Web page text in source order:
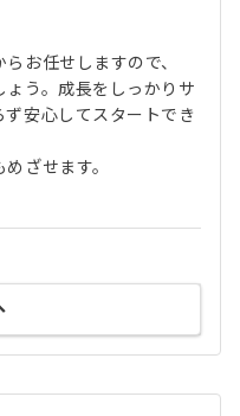
お任せしますので、
う。成長をしっかりサ
安心してスタートでき
ざせます。